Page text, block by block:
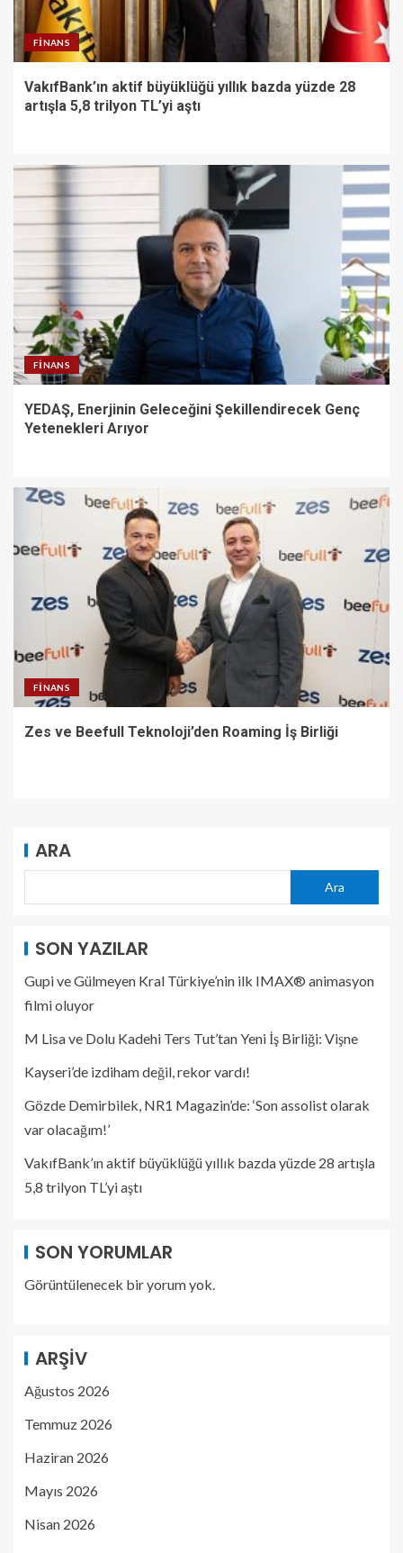
FINANS
VakıfBank’ın aktif büyüklüğü yıllık bazda yüzde 28
artışla 5,8 trilyon TL’yi aştı
FINANS
YEDAŞ, Enerjinin Geleceğini Şekillendirecek Genç
Yetenekleri Arıyor
FINANS
Zes ve Beefull Teknoloji’den Roaming İş Birliği
ARA
Ara
SON YAZILAR
Gupi ve Gülmeyen Kral Türkiye’nin ilk IMAX® animasyon
filmi oluyor
M Lisa ve Dolu Kadehi Ters Tut’tan Yeni İş Birliği: Vişne
Kayseri’de izdiham değil, rekor vardı!
Gözde Demirbilek, NR1 Magazin’de: ‘Son assolist olarak
var olacağım!’
VakıfBank’ın aktif büyüklüğü yıllık bazda yüzde 28 artışla
5,8 trilyon TL’yi aştı
SON YORUMLAR
Görüntülenecek bir yorum yok.
ARŞIV
Ağustos 2026
Temmuz 2026
Haziran 2026
Mayıs 2026
Nisan 2026